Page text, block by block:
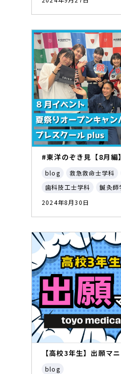
#東洋のぞき見【8月編】
blog 救急救命士学科
歯科技工士学科
鍼灸師
2024年8月30日
【高校3年生】出願マ
blog